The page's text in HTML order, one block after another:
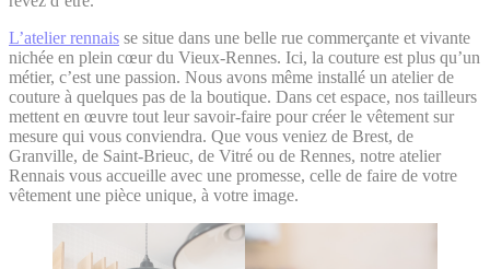
L’atelier rennais se situe dans une belle rue commerçante et vivante
nichée en plein cœur du Vieux-Rennes. Ici, la couture est plus qu’un
métier, c’est une passion. Nous avons même installé un atelier de
couture à quelques pas de la boutique. Dans cet espace, nos tailleurs
mettent en œuvre tout leur savoir-faire pour créer le vêtement sur
mesure qui vous conviendra. Que vous veniez de Brest, de
Granville, de Saint-Brieuc, de Vitré ou de Rennes, notre atelier
Rennais vous accueille avec une promesse, celle de faire de votre
vêtement une pièce unique, à votre image.